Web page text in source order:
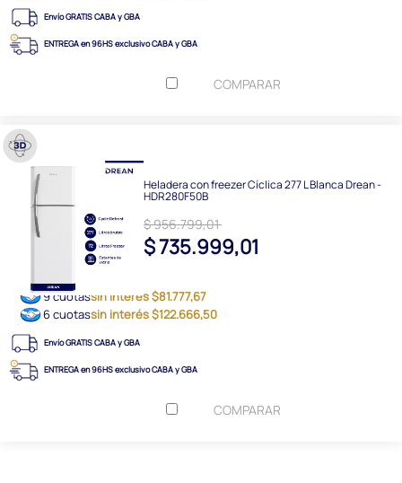
Envío GRATIS CABA y GBA
ENTREGA en 96HS exclusivo CABA y GBA
COMPARAR
Heladera con freezer Cíclica 277 L Blanca Drean -
HDR280F50B
$ 956.799,01
$ 735.999,01
9 cuotassin interés $81.777,67
6 cuotassin interés $122.666,50
Envío GRATIS CABA y GBA
ENTREGA en 96HS exclusivo CABA y GBA
COMPARAR